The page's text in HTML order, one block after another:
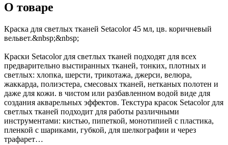
О товаре
Краска для светлых тканей Setacolor 45 мл, цв. коричневый
вельвет.&nbsp;&nbsp;
Краски Setacolor для светлых тканей подходят для всех
предварительно выстиранных тканей, тонких, плотных и
светлых: хлопка, шерсти, трикотажа, джерси, велюра,
жаккарда, полиэстера, смесовых тканей, нетканых полотен и
даже для кожи. в чистом или разбавленном водой виде для
создания акварельных эффектов. Текстура красок Setacolor для
светлых тканей подходит для работы различными
инструментами: кистью, пипеткой, монотипией с пластика,
пленкой с шариками, губкой, для шелкографии и через
трафарет…